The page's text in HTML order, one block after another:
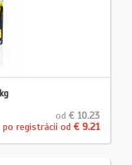
od € 10.23
po registrácii od € 9.21